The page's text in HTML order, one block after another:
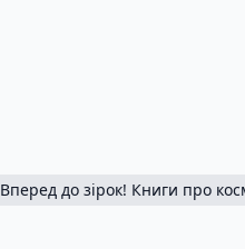
Вперед до зірок! Книги про